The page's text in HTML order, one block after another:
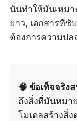
นั่นทำให้มันเหมา
ยาว, เอกสารที่
ต้องการความปล
🧠 ข้อเท็จจริง
ถึงสิ่งที่มันหมา
โมเดลสร้างสิ่